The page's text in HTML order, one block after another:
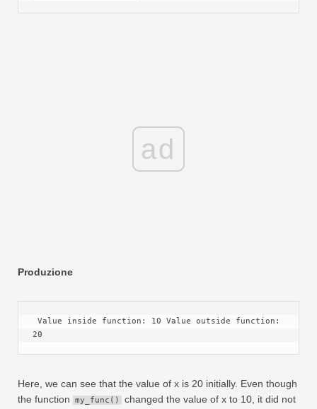
ad
Produzione
20
Here, we can see that the value of x is 20 initially. Even though
the function
my_func()
changed the value of x to 10, it did not